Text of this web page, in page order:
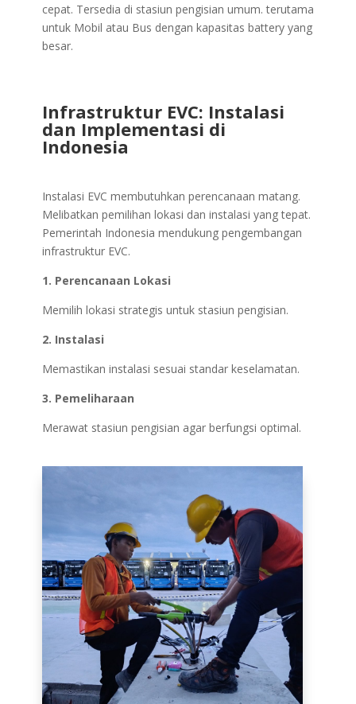
cepat. Tersedia di stasiun pengisian umum. terutama
untuk Mobil atau Bus dengan kapasitas battery yang
besar.
Infrastruktur EVC: Instalasi
dan Implementasi di
Indonesia
Instalasi EVC membutuhkan perencanaan matang.
Melibatkan pemilihan lokasi dan instalasi yang tepat.
Pemerintah Indonesia mendukung pengembangan
infrastruktur EVC.
1. Perencanaan Lokasi
Memilih lokasi strategis untuk stasiun pengisian.
2. Instalasi
Memastikan instalasi sesuai standar keselamatan.
3. Pemeliharaan
Merawat stasiun pengisian agar berfungsi optimal.